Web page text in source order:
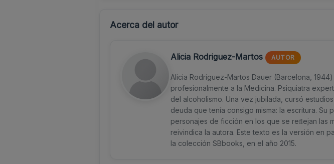
Acerca del autor
Alicia Rodriguez-Martos AUTOR
Alicia Rodríguez-Martos Dauer (Barcelona,
profesionalmente a la Medicina. Psiquiatra
del alcoholismo. Una vez jubilada, cursó
deuda que tenía consigo misma: la escritura. Su
personajes de ficción en los que se reﬂejan las
reivindica la autora. Este texto es la versión en
la colección SBbooks, en el año 2015.